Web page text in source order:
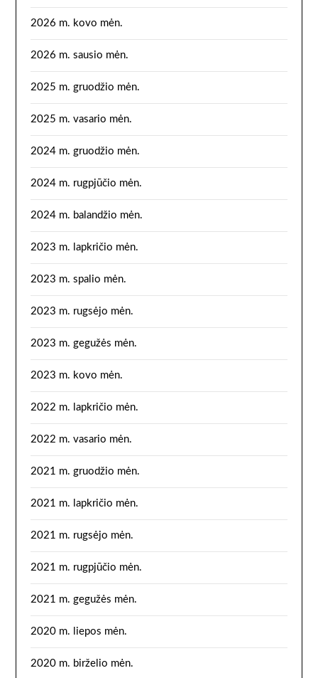
2026 m. kovo mėn.
2026 m. sausio mėn.
2025 m. gruodžio mėn.
2025 m. vasario mėn.
2024 m. gruodžio mėn.
2024 m. rugpjūčio mėn.
2024 m. balandžio mėn.
2023 m. lapkričio mėn.
2023 m. spalio mėn.
2023 m. rugsėjo mėn.
2023 m. gegužės mėn.
2023 m. kovo mėn.
2022 m. lapkričio mėn.
2022 m. vasario mėn.
2021 m. gruodžio mėn.
2021 m. lapkričio mėn.
2021 m. rugsėjo mėn.
2021 m. rugpjūčio mėn.
2021 m. gegužės mėn.
2020 m. liepos mėn.
2020 m. birželio mėn.